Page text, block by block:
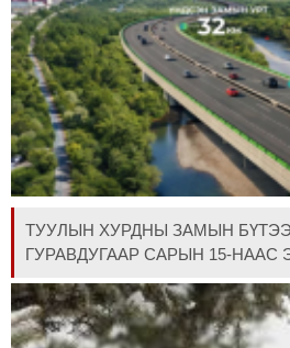
МЭДЭХҮЙ
ТЕХНОЛОГИ
ЭРДЭНЭТ
ҮЙЛДВЭРИЙН
ЭРГЭН
ТОЙРОНД
ХАВРЫН
ЧУУЛГАНЫ
ЭРГЭН
"ОУВС"-
ИЙН
ТУУЛЫН ХУРДНЫ ЗАМЫН
ГУРАВДУГААР САРЫН 15-НААС